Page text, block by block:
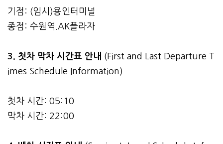
기점: (임시)용인터미널
종점: 수원역.AK플라자
3. 첫차 막차 시간표 안내 (First and Last Departure T
imes Schedule Information)
첫차 시간: 05:10
막차 시간: 22:00